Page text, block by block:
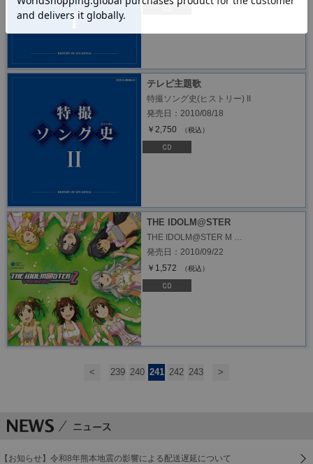
テレビ主題歌
特撮ソング史(ヒストリー) II
発売日：2010/08/18
￥2,750
（税込）
THE IDOLM@STER
THE IDOLM@STER M …
発売日：2010/09/22
￥1,572
（税込）
< 239 240 241 242 243 >
【お知らせ】令和8年熊本地震の影響による配送遅延について